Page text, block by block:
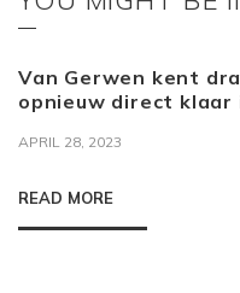
Van Gerwen kent
opnieuw direct klaar
APRIL 28, 2023
READ MORE